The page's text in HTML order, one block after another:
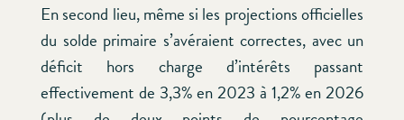
En second lieu, même si les projections officielles
du solde primaire s’avéraient correctes, avec un
déficit hors charge d’intérêts passant
effectivement de 3,3% en 2023 à 1,2% en 2026